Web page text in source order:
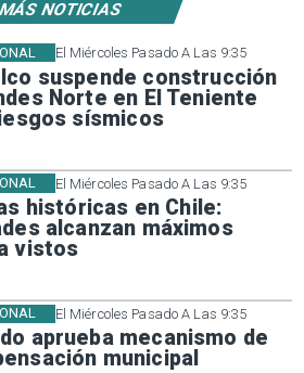
MÁS NOTICIAS
El Miércoles Pasado A Las 9:35
suspende construcción
Norte en El Teniente
sísmicos
El Miércoles Pasado A Las 9:35
históricas en Chile:
alcanzan máximos
vistos
El Miércoles Pasado A Las 9:35
aprueba mecanismo de
municipal